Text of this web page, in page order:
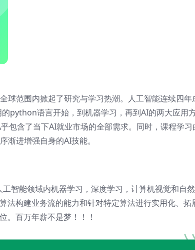
球范围内掀起了研究与学习热潮。人工智能连续四年
python语言开始，到机器学习，再到AI的两大应用
包含了当下AI就业市场的全部需求。同时，课程学习
渐进增强自身的AI技能。
智能领域内机器学习，深度学习，计算机视觉和自
法构建业务流的能力和针对特定算法进行实用化、拓
。百万年薪不是梦！！！